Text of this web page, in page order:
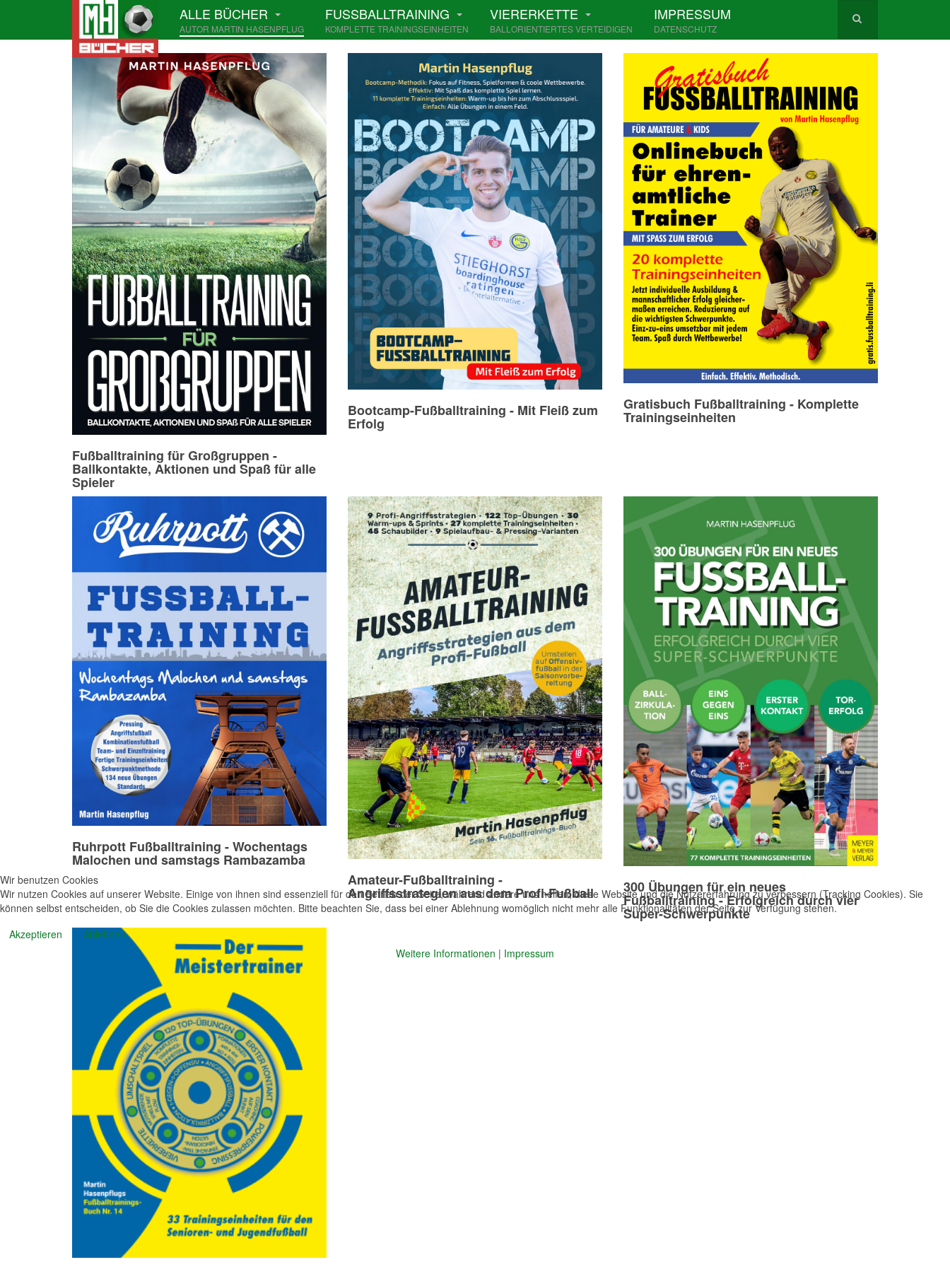
ALLE BÜCHER
AUTOR MARTIN HASENPFLUG
FUSSBALLTRAINING
KOMPLETTE TRAININGSEINHEITEN
VIERERKETTE
BALLORIENTIERTES VERTEIDIGEN
IMPRESSUM
DATENSCHUTZ
Fußballtraining für Großgruppen -
Ballkontakte, Aktionen und Spaß für alle
Spieler
Bootcamp-Fußballtraining - Mit Fleiß zum
Erfolg
Gratisbuch Fußballtraining - Komplette
Trainingseinheiten
Ruhrpott Fußballtraining - Wochentags
Malochen und samstags Rambazamba
Amateur-Fußballtraining -
Angriffsstrategien aus dem Profi-Fußball 300 Übungen für ein neues
Fußballtraining - Erfolgreich durch vier
Super-Schwerpunkte
Wir benutzen Cookies
Wir nutzen Cookies auf unserer Website. Einige von ihnen sind essenziell für den Betrieb der Seite, während andere uns helfen, diese Website und die Nutzererfahrung zu verbessern (Tracking Cookies). Sie
können selbst entscheiden, ob Sie die Cookies zulassen möchten. Bitte beachten Sie, dass bei einer Ablehnung womöglich nicht mehr alle Funktionalitäten der Seite zur Verfügung stehen.
Akzeptieren
Ablehnen
Weitere Informationen | Impressum